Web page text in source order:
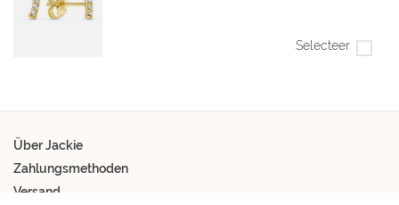
Selecteer
Über Jackie
Zahlungsmethoden
Versand